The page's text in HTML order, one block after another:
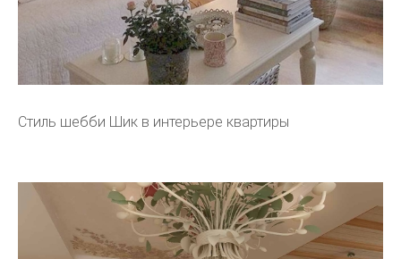
Стиль шебби Шик в интерьере квартиры